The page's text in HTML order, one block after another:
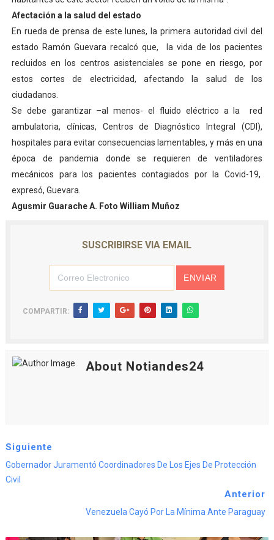
Afectación a la salud del estado
En rueda de prensa de este lunes, la primera autoridad civil del
estado Ramón Guevara recalcó que, la vida de los pacientes
recluidos en los centros asistenciales se pone en riesgo, por
estos cortes de electricidad, afectando la salud de los
ciudadanos.
Se debe garantizar –al menos- el fluido eléctrico a la red
ambulatoria, clínicas, Centros de Diagnóstico Integral (CDI),
hospitales para evitar consecuencias lamentables, y más en una
época de pandemia donde se requieren de ventiladores
mecánicos para los pacientes contagiados por la Covid-19,
expresó, Guevara.
Agusmir Guarache A. Foto William Muñoz
SUSCRIBIRSE VIA EMAIL
COMPARTIR:
About Notiandes24
Siguiente
Gobernador Juramentó Coordinadores De Los Ejes De Protección
Civil
Anterior
Venezuela Cayó Por La Mínima Ante Paraguay